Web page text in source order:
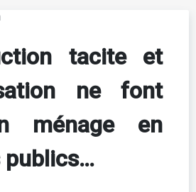
tacite et
ne font
ménage en
publics…